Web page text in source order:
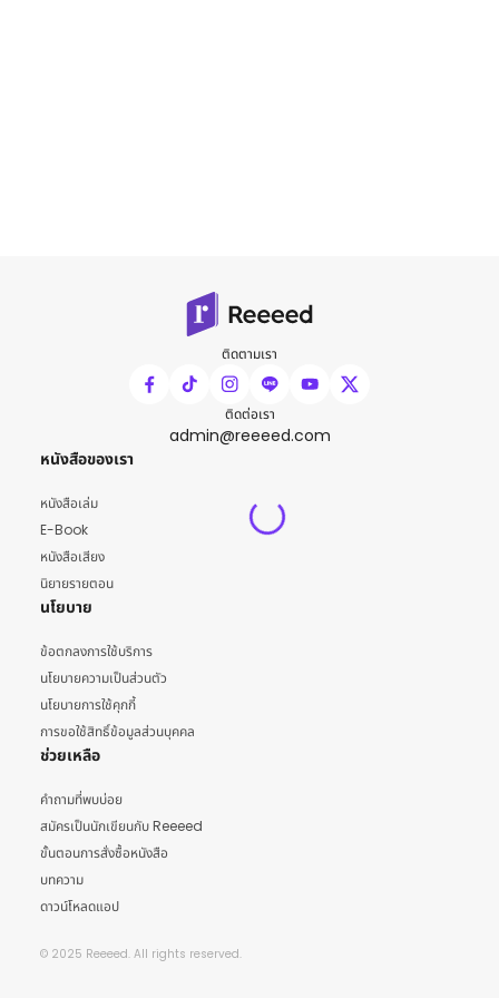
ติดตามเรา
ติดต่อเรา
admin@reeeed.com
หนังสือของเรา
หนังสือเล่ม
E-Book
หนังสือเสียง
นิยายรายตอน
นโยบาย
ข้อตกลงการใช้บริการ
นโยบายความเป็นส่วนตัว
นโยบายการใช้คุกกี้
การขอใช้สิทธิ์ข้อมูลส่วนบุคคล
ช่วยเหลือ
คำถามที่พบบ่อย
สมัครเป็นนักเขียนกับ Reeeed
ขั้นตอนการสั่งซื้อหนังสือ
บทความ
ดาวน์โหลดแอป
© 2025 Reeeed. All rights reserved.